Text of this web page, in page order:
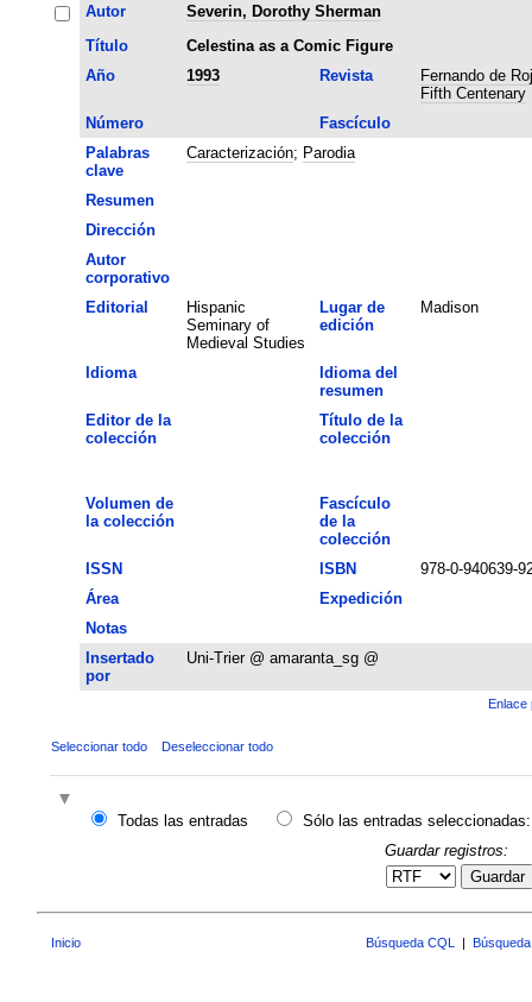
Autor
Severin, Dorothy Sherman
Título
Celestina as a Comic Figure
Año
1993 Revista
Fernando de
Fifth Centenary
Número
Fascículo
Palabras
clave
Caracterización; Parodia
Resumen
Dirección
Autor
corporativo
Editorial
Hispanic
Seminary of
Medieval Studies
Lugar de
edición
Madison
Idioma
Idioma del
resumen
Editor de la
colección
Título de la
colección
Volumen de
la colección
Fascículo
de la
colección
ISSN
ISBN
978-0-940639-
Área
Expedición
Notas
Insertado
por
Uni-Trier @ amaranta_sg @
Enlace
Seleccionar todo Deseleccionar todo
Todas las entradas
Sólo las entradas seleccionadas:
Guardar registros:
Guardar
Inicio Búsqueda CQL